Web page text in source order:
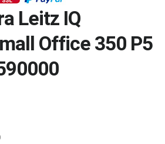
Leitz IQ
Office 350 P5